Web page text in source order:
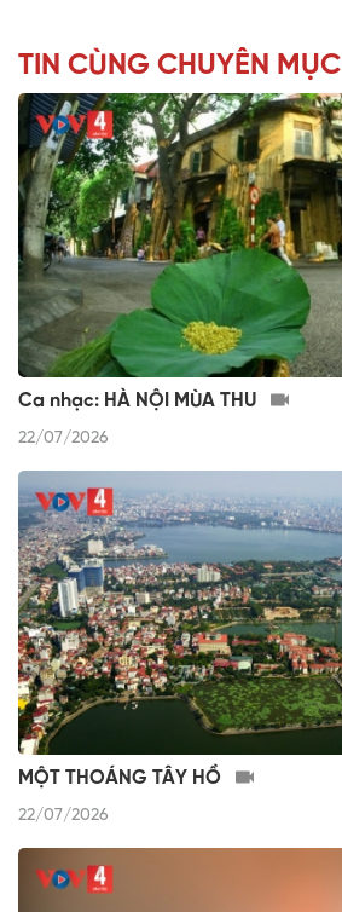
TIN CÙNG CHUYÊN MỤC
Ca nhạc: HÀ NỘI MÙA THU
22/07/2026
MỘT THOÁNG TÂY HỒ
22/07/2026